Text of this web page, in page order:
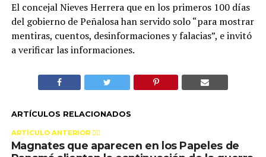
El concejal Nieves Herrera que en los primeros 100 días
del gobierno de Peñalosa han servido solo “para mostrar
mentiras, cuentos, desinformaciones y falacias”, e invitó
a verificar las informaciones.
ARTÍCULOS RELACIONADOS
ARTÍCULO ANTERIOR 👉🏻
Magnates que aparecen en los Papeles de